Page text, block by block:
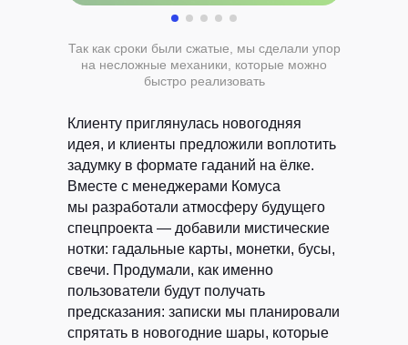
Так как сроки были сжатые, мы сделали упор
на несложные механики, которые можно
быстро реализовать
Клиенту приглянулась новогодняя
идея, и клиенты предложили воплотить
задумку в формате гаданий на ёлке.
Вместе с менеджерами Комуса
мы разработали атмосферу будущего
спецпроекта — добавили мистические
нотки: гадальные карты, монетки, бусы,
свечи. Продумали, как именно
пользователи будут получать
предсказания: записки мы планировали
спрятать в новогодние шары, которые